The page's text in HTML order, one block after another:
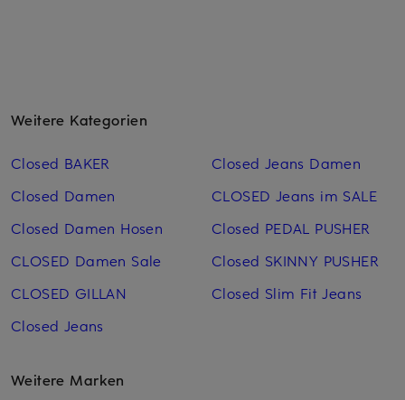
Weitere Kategorien
Closed BAKER
Closed Damen
Closed Damen Hosen
CLOSED Damen Sale
CLOSED GILLAN
Closed Jeans
Closed Jeans Damen
CLOSED Jeans im SALE
Closed PEDAL PUSHER
Closed SKINNY PUSHER
Closed Slim Fit Jeans
Weitere Marken